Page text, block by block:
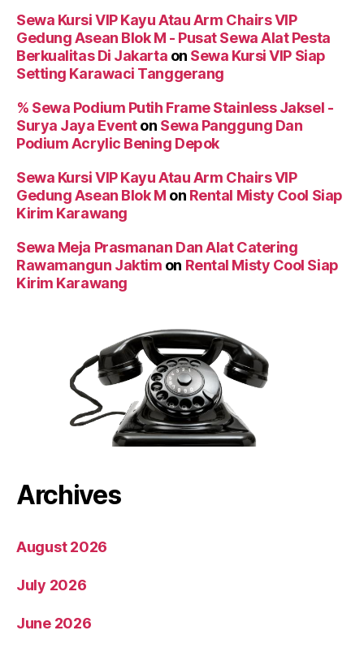
Sewa Kursi VIP Kayu Atau Arm Chairs VIP
Gedung Asean Blok M - Pusat Sewa Alat Pesta
Berkualitas Di Jakarta on Sewa Kursi VIP Siap
Setting Karawaci Tanggerang
% Sewa Podium Putih Frame Stainless Jaksel -
Surya Jaya Eventon Sewa Panggung Dan
Podium Acrylic Bening Depok
Sewa Kursi VIP Kayu Atau Arm Chairs VIP
Gedung Asean Blok M on Rental Misty Cool Siap
Kirim Karawang
Sewa Meja Prasmanan Dan Alat Catering
Rawamangun Jaktim on Rental Misty Cool Siap
Kirim Karawang
Archives
August 2026
July 2026
June 2026